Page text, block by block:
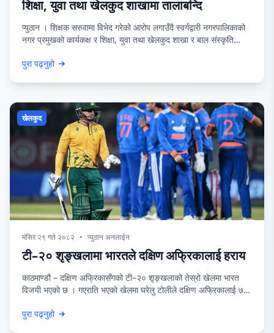
शिक्षा, युवा तथा खेलकुद शाखामा तालाबन्दि
प्युठान । शिक्षक सरुवामा विभेद गरेको आरोप लगाउँदै स्वर्गद्वारी नगरपालिकाको
नगर प्रमुखको कार्यकक्ष र शिक्षा, युवा तथा खेलकुद शाखा र बाल संस्कृति
दरबन्दी मिलानको बहानामा मनोमानी ढंगले आफूखुसी शिक्षक सरुवा गर्ने निर्णय
पुरा पढ्नुहो
खेलकुद
मंसिर २९ गते २०८२ • प्युठान अनलाईन
टी–२० शृङ्खलामा भारतले दक्षिण अफ्रिकालाई हराय
काठमाण्डौ – दक्षिण अफ्रिकासँगको टी–२० शृङ्खलाको तेस्रो खेलमा भारत
विजयी भएको छ । गएराति भएको खेलमा घरेलु टोलीले दक्षिण अफ्रिकालाई ७
भारतले १५ ओभर ३ बलमा ३ विकेट गुमाएर भेटायो । त्यसअघि धर्मशालामा टस
पुरा पढ्नुहो